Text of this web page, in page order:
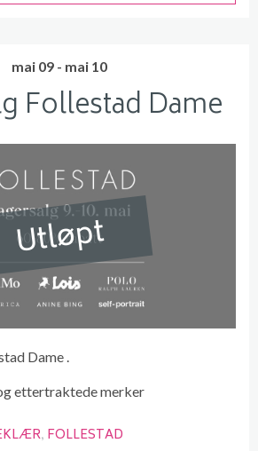
mai 09 - mai 10
Follestad Dame
Utløpt
Dame .
ettertraktede merker
FOLLESTAD